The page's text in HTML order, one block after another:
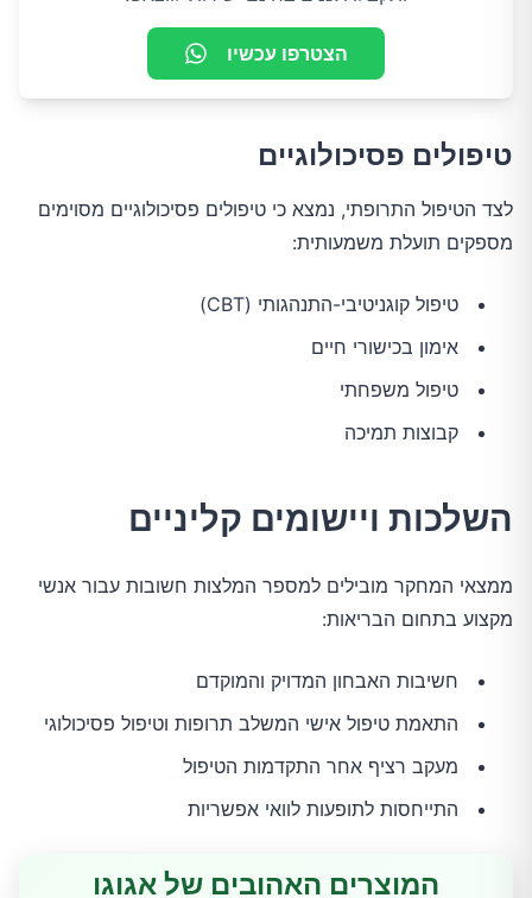
הצטרפו עכשיו
טיפולים פסיכולוגיים
לצד הטיפול התרופתי, נמצא כי טיפולים פסיכולוגיים מסוימים
מספקים תועלת משמעותית:
טיפול קוגניטיבי-התנהגותי (CBT)
אימון בכישורי חיים
טיפול משפחתי
קבוצות תמיכה
השלכות ויישומים קליניים
ממצאי המחקר מובילים למספר המלצות חשובות עבור אנשי
מקצוע בתחום הבריאות:
חשיבות האבחון המדויק והמוקדם
התאמת טיפול אישי המשלב תרופות וטיפול פסיכולוגי
מעקב רציף אחר התקדמות הטיפול
התייחסות לתופעות לוואי אפשריות
המוצרים האהובים של אגוגו